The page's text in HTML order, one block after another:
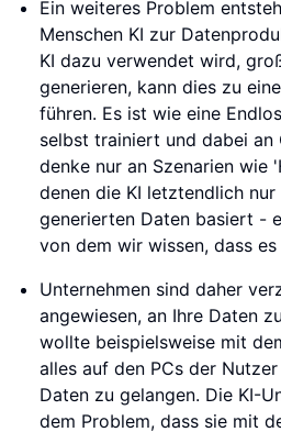
Ein weiteres Problem
Menschen KI zur
KI dazu verwendet wird,
generieren, kann dies zu
führen. Es ist wie eine
selbst trainiert und dabei
denke nur an Szenarien wie
denen die KI letztendlich
generierten Daten basiert -
von dem wir wissen, dass
Unternehmen sind daher
angewiesen, an Ihre Daten
wollte beispielsweise mit
alles auf den PCs der
Daten zu gelangen. Die KI-
dem Problem, dass sie mit